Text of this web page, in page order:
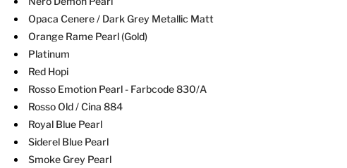
Opaca Cenere / Dark Grey Metallic Matt
Orange Rame Pearl (Gold)
Platinum
Red Hopi
Rosso Emotion Pearl- Farbcode 830/A
Rosso Old / Cina 884
Royal Blue Pearl
Siderel Blue Pearl
Smoke Grey Pearl